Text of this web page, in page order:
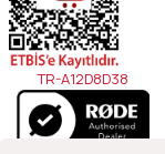
TR-A12D8D38